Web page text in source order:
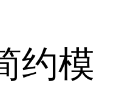
约模